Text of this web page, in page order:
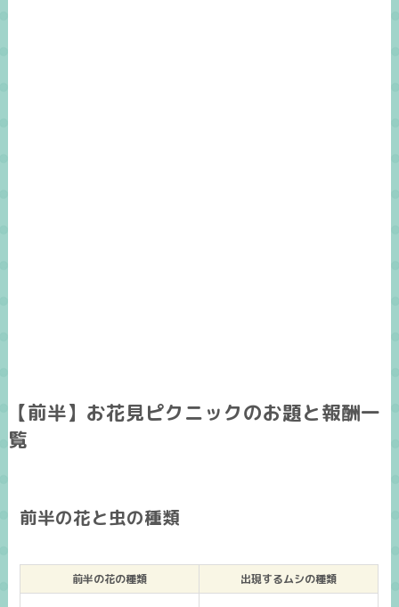
【前半】お花見ピクニックのお題と報酬一
覧
前半の花と虫の種類
前半の花の種類 出現するムシの種類